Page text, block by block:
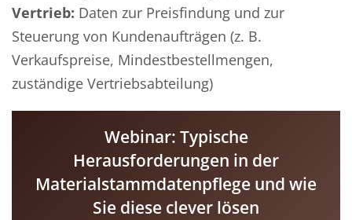
Vertrieb: Daten zur Preisfindung und zur
Steuerung von Kundenaufträgen (z. B.
Verkaufspreise, Mindestbestellmengen,
zuständige Vertriebsabteilung)
Webinar: Typische
Herausforderungen in der
Materialstammdatenpflege und wie
Sie diese clever lösen